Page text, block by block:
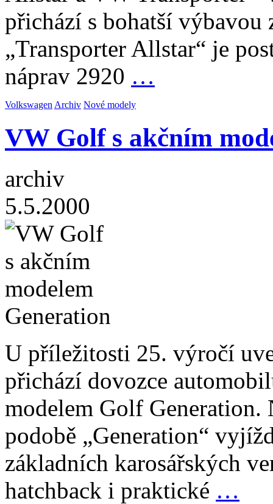
přichází s bohatší
„Transporter Allstar“ je
náprav 2920 …
Volkswagen Archiv Nové modely
VW Golf s akčním
archiv
5.5.2000
U příležitosti 25. výročí
přichází dovozce
modelem Golf
podobě „Generation“
základních karosářských
hatchback i praktické …